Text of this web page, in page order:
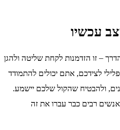
עכשיו
– זו הזדמנות לקחת שליטה ולהגן
לצידכם, אתם יכולים להתמודד
ולהבטיח שהקול שלכם יישמע.
רבים כבר עברו את זה